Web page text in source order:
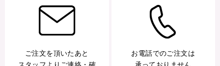
ご注文を頂いたあと
お電話でのご注文は